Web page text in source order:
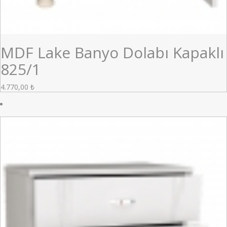
MDF Lake Banyo Dolabı Kapaklı
825/1
4.770,00 ₺